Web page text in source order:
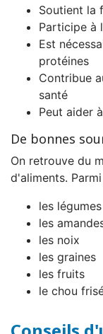
Soutient la
Participe à
Est
protéines
Contribue
santé
Peut aider
De bonnes
On retrouve du
d'aliments.
les
les
les noix
les graines
les fruits
le chou